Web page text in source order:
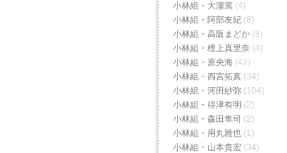
小林組・大瀧篤 (4)
小林組・阿部友紀 (8)
小林組・高阪まどか (8)
小林組・檀上真里奈 (4)
小林組・原央海 (42)
小林組・四宮拓真 (34)
小林組・河田紗弥 (104)
小林組・得津有明 (2)
小林組・森田隼司 (2)
小林組・用丸雅也 (1)
小林組・山本貴宏 (34)